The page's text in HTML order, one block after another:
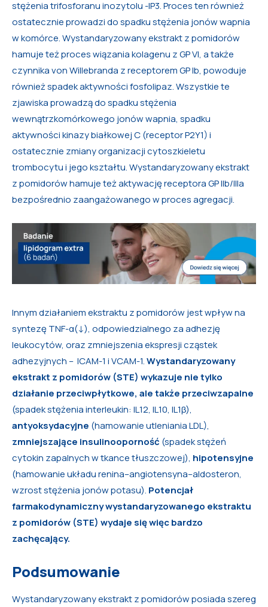
stężenia trifosforanu inozytolu -IP3. Proces ten również
ostatecznie prowadzi do spadku stężenia jonów wapnia
w komórce. Wystandaryzowany ekstrakt z pomidorów
hamuje też proces wiązania kolagenu z GP VI, a także
czynnika von Willebranda z receptorem GP Ib, powoduje
również spadek aktywności fosfolipaz. Wszystkie te
zjawiska prowadzą do spadku stężenia
wewnątrzkomórkowego jonów wapnia, spadku
aktywności kinazy białkowej C (receptor P2Y1) i
ostatecznie zmiany organizacji cytoszkieletu
trombocytu i jego kształtu. Wystandaryzowany ekstrakt
z pomidorów hamuje też aktywację receptora GP IIb/IIIa
bezpośrednio zaangażowanego w proces agregacji.
Innym działaniem ekstraktu z pomidorów jest wpływ na
syntezę TNF-α(↓), odpowiedzialnego za adhezję
leukocytów, oraz zmniejszenia ekspresji cząstek
adhezyjnych – ICAM-1 i VCAM-1.Wystandaryzowany
ekstrakt z pomidorów (STE) wykazuje nie tylko
działanie przeciwpłytkowe, ale także przeciwzapalne
(spadek stężenia interleukin: IL12, IL10, IL1β),
antyoksydacyjne (hamowanie utleniania LDL),
zmniejszające insulinooporność (spadek stężeń
cytokin zapalnych w tkance tłuszczowej), hipotensyjne
(hamowanie układu renina–angiotensyna–aldosteron,
wzrost stężenia jonów potasu). Potencjał
farmakodynamiczny wystandaryzowanego ekstraktu
z pomidorów (STE) wydaje się więc bardzo
zachęcający.
Podsumowanie
Wystandaryzowany ekstrakt z pomidorów posiada szereg